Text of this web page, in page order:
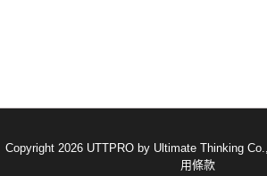
Copyright 2026 UTTPRO by Ultimate Thinking
用條款